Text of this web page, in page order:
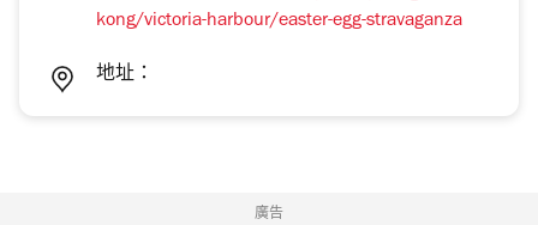
kong/victoria-harbour/easter-egg-stravaganza
地址：
廣告